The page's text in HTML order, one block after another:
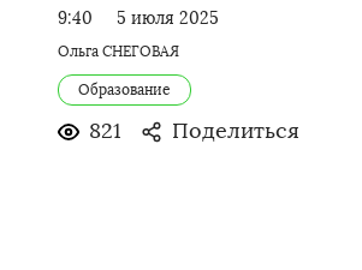
9:40 5 июля 2025
Ольга СНЕГОВАЯ
Образование
821 Поделиться